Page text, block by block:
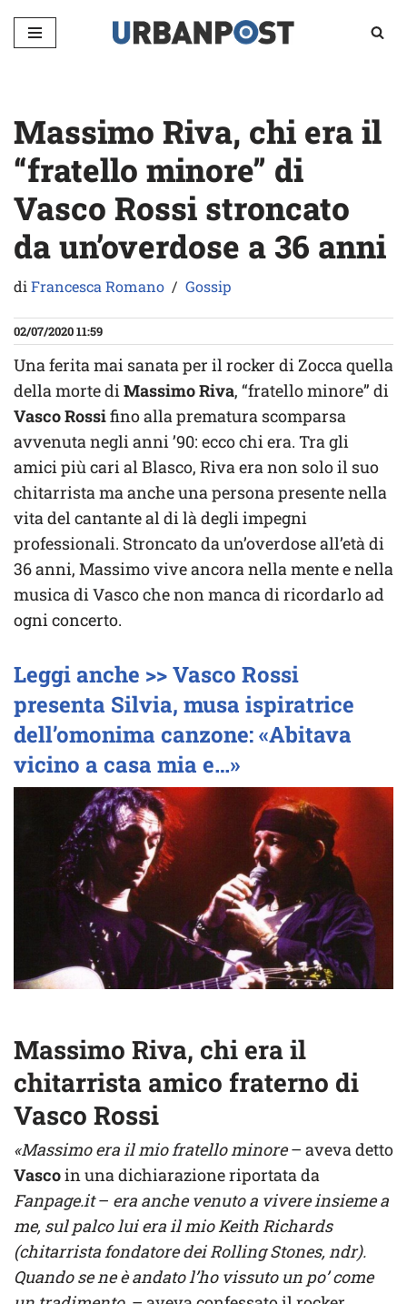
Vai
Massimo Riva, chi era il
“fratello minore” di
Vasco Rossi stroncato
da un’overdose a 36 anni
diFrancesca Romano Gossip
02/07/2020 11:59
Una ferita mai sanata per il rocker di Zocca quella
della morte diMassimo Riva, “fratello minore” di
Vasco Rossifino alla prematura scomparsa
avvenuta negli anni ’90: ecco chi era. Tra gli
amici più cari al Blasco, Riva era non solo il suo
chitarrista ma anche una persona presente nella
vita del cantante al di là degli impegni
professionali. Stroncato da un’overdose all’età di
36 anni, Massimo vive ancora nella mente e nella
musica di Vasco che non manca di ricordarlo ad
ogni concerto.
Leggi anche >> Vasco Rossi
presenta Silvia, musa ispiratrice
dell’omonima canzone: «Abitava
vicino a casa mia e…»
Massimo Riva, chi era il
chitarrista amico fraterno di
Vasco Rossi
«Massimo era il mio fratello minore– aveva detto
Vascoin una dichiarazione riportata da
Fanpage.it– era anche venuto a vivere insieme a
me, sul palco lui era il mio Keith Richards
(chitarrista fondatore dei Rolling Stones, ndr).
Quando se ne è andato l’ho vissuto un po’ come